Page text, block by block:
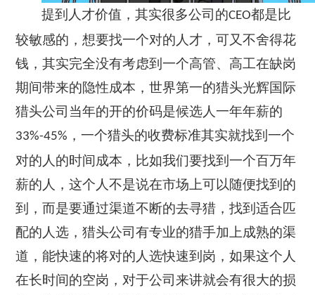
提到人才价值，其实很多公司的CEO都是比
较敏感的，想要找一个对的人才，可又不舍得花
钱，其实完全没有考虑到一个高管、高工在缺岗
期间带来的隐性成本，世界第一的猎头光辉国际
猎头公司当年的开的价码是候选人一年年薪的
33%-45% ，一个猎头的收费标准其实就找到一个
对的人的时间成本，比如我们要找到一个百万年
薪的人，这个人不是说在市场上可以随便找到的
到，而是要通过渠道不断的去寻猎，找到适合匹
配的人选，猎头公司有专业的猎手加上成熟的渠
道，能快速的将对的人选快速到岗，如果这个人
在长时间的空岗，对于公司来讲就会有很大的损